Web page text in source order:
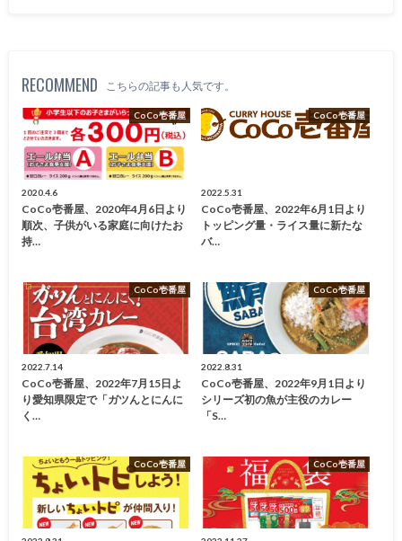
RECOMMEND こちらの記事も人気です。
CoCo壱番屋
2020.4.6
CoCo壱番屋、2020年4月6日より
順次、子供がいる家庭に向けたお
持…
CoCo壱番屋
2022.5.31
CoCo壱番屋、2022年6月1日より
トッピング量・ライス量に新たな
バ…
CoCo壱番屋
2022.7.14
CoCo壱番屋、2022年7月15日よ
り愛知県限定で「ガツんとにんに
く…
CoCo壱番屋
2022.8.31
CoCo壱番屋、2022年9月1日より
シリーズ初の魚が主役のカレー
「S…
CoCo壱番屋 CoCo壱番屋